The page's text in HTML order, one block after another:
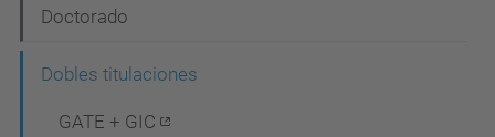
g
Doctorado
Dobles titulaciones
GATE + GIC